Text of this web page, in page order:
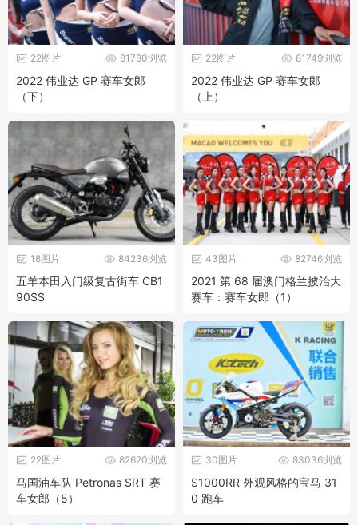
81780浏览
22图片
2022 伟业达 GP 赛车女郎
（下）
81749浏览
22图片
2022 伟业达 GP 赛车女郎
（上）
84236浏览
18图片
五羊本田入门级复古街车 CB1
90SS
82746浏览
43图片
2021 第 68 届澳门格兰披治大
赛车：赛车女郎（1）
82620浏览
22图片
马国油车队 Petronas SRT 赛
车女郎（5）
83036浏览
30图片
S1000RR 外观风格的宝马 31
0 跑车